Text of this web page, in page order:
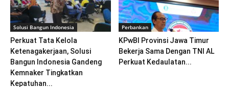
Solusi Bangun Indonesia
Perkuat Tata Kelola
Ketenagakerjaan, Solusi
Bangun Indonesia Gandeng
Kemnaker Tingkatkan
Kepatuhan...
Perbankan
KPwBI Provinsi Jawa Timur
Bekerja Sama Dengan TNI AL
Perkuat Kedaulatan...